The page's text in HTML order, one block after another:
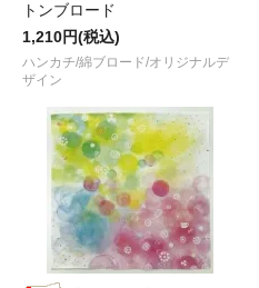
トンブロード
1,210円(税込)
ハンカチ/綿ブロード/オリジナルデ
ザイン